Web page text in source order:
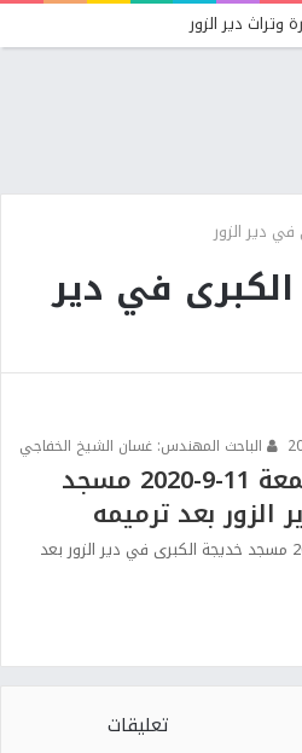
دير الزور
في دير
الباحث المهندس: غسان الشيخ الخفاجي
افتتح بتاريخ يوم الجمعة 11-9-2020 مسجد
الزور بعد ترميمه
افتتح بتاريخ يوم الجمعة 11-9-2020 مسجد خديجة الكبرى في دير الزور بعد
تعليقات